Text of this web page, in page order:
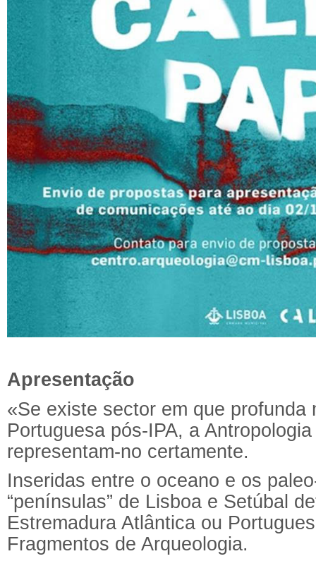
Apresentação
«Se existe sector em que
Portuguesa pós-IPA, a
representam-no certamente.
Inseridas entre o oceano e os
“penínsulas” de Lisboa e Setúbal
Estremadura Atlântica ou
Fragmentos de Arqueologia.